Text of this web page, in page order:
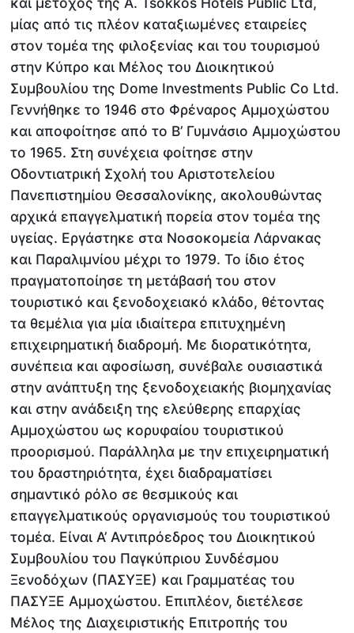
μίας από τις πλέον καταξιωμένες εταιρείες
στον τομέα της φιλοξενίας και του τουρισμού
στην Κύπρο και Μέλος του Διοικητικού
Συμβουλίου της Dome Investments Public Co Ltd.
Γεννήθηκε το 1946 στο Φρέναρος Αμμοχώστου
και αποφοίτησε από το Β’ Γυμνάσιο Αμμοχώστου
το 1965. Στη συνέχεια φοίτησε στην
Οδοντιατρική Σχολή του Αριστοτελείου
Πανεπιστημίου Θεσσαλονίκης, ακολουθώντας
αρχικά επαγγελματική πορεία στον τομέα της
υγείας. Εργάστηκε στα Νοσοκομεία Λάρνακας
και Παραλιμνίου μέχρι το 1979. Το ίδιο έτος
πραγματοποίησε τη μετάβασή του στον
τουριστικό και ξενοδοχειακό κλάδο, θέτοντας
τα θεμέλια για μία ιδιαίτερα επιτυχημένη
επιχειρηματική διαδρομή. Με διορατικότητα,
συνέπεια και αφοσίωση, συνέβαλε ουσιαστικά
στην ανάπτυξη της ξενοδοχειακής βιομηχανίας
και στην ανάδειξη της ελεύθερης επαρχίας
Αμμοχώστου ως κορυφαίου τουριστικού
προορισμού. Παράλληλα με την επιχειρηματική
του δραστηριότητα, έχει διαδραματίσει
σημαντικό ρόλο σε θεσμικούς και
επαγγελματικούς οργανισμούς του τουριστικού
τομέα. Είναι Α’ Αντιπρόεδρος του Διοικητικού
Συμβουλίου του Παγκύπριου Συνδέσμου
Ξενοδόχων (ΠΑΣΥΞΕ) και Γραμματέας του
ΠΑΣΥΞΕ Αμμοχώστου. Επιπλέον, διετέλεσε
Μέλος της Διαχειριστικής Επιτροπής του